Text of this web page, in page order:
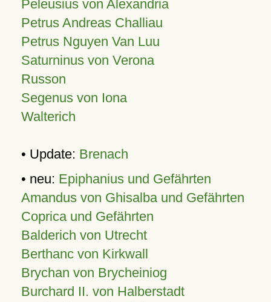
Peleusius von Alexandria
Petrus Andreas Challiau
Petrus Nguyen Van Luu
Saturninus von Verona
Russon
Segenus von Iona
Walterich
• Update: Brenach
• neu: Epiphanius und Gefährten
Amandus von Ghisalba und Gefährten
Coprica und Gefährten
Balderich von Utrecht
Berthanc von Kirkwall
Brychan von Brycheiniog
Burchard II. von Halberstadt